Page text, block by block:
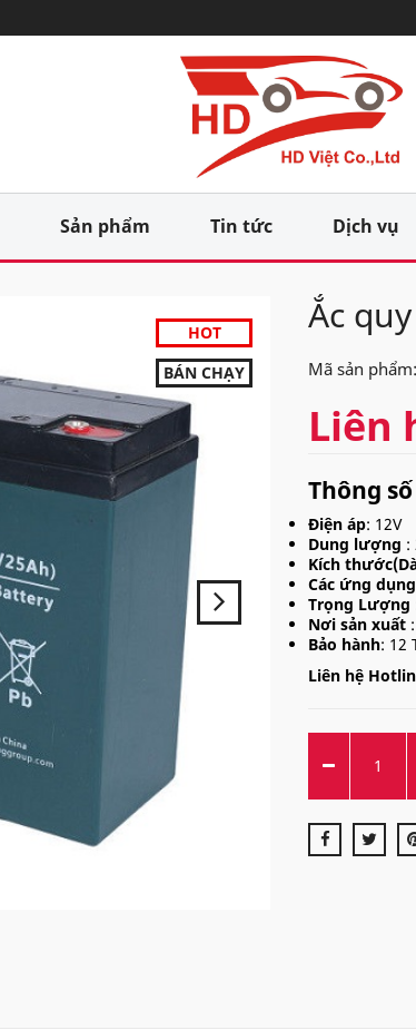
Sản phẩm Tin tức Dịch vụ
HOT
BÁN CHẠY
Ắc
Mã sản phẩm:
Liên
Thông
Điện áp: 12V
Dung lượng :
Kích
Các ứng
Trọng Lượng
Nơi sản xuất
Bảo hành: 12
Liên hệ